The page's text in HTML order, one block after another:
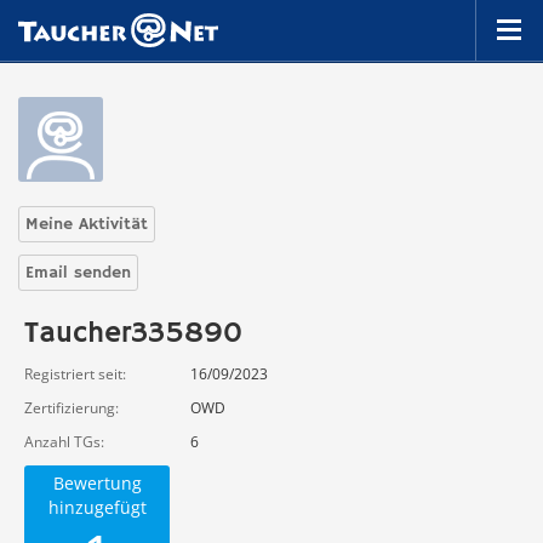
Meine Aktivität
Email senden
Taucher335890
Registriert seit
16/09/2023
Zertifizierung
OWD
Anzahl TGs
6
Bewertung
hinzugefügt